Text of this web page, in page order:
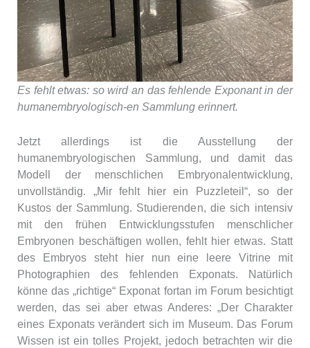
Es fehlt etwas: so wird an das fehlende Exponant in der
humanembryologisch-en Sammlung erinnert.
Jetzt allerdings ist die Ausstellung der
humanembryologischen Sammlung, und damit das
Modell der menschlichen Embryonalentwicklung,
unvollständig. „Mir fehlt hier ein Puzzleteil“, so der
Kustos der Sammlung. Studierenden, die sich intensiv
mit den frühen Entwicklungsstufen menschlicher
Embryonen beschäftigen wollen, fehlt hier etwas. Statt
des Embryos steht hier nun eine leere Vitrine mit
Photographien des fehlenden Exponats. Natürlich
könne das „richtige“ Exponat fortan im Forum besichtigt
werden, das sei aber etwas Anderes: „Der Charakter
eines Exponats verändert sich im Museum. Das Forum
Wissen ist ein tolles Projekt, jedoch betrachten wir die